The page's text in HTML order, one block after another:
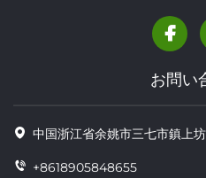
お問い
中国浙江省余姚市三七市鎮上
+8618905848655